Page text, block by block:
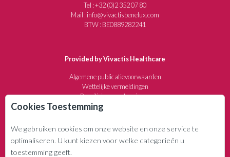
Tel : +32 (0)2 352 07 80
Mail : info@vivactisbenelux.com
BTW : BE0889282241
Provided by Vivactis Healthcare
Algemene publicatievoorwaarden
Wettelijke vermeldingen
Beveiliging van de privacy
Annuleringsvoorwaarden
WIE ZIJN WE?
Uitgevers- en communicatiebedrijf sedert 1982
Cookies Toestemming
We gebruiken cookies om onze website en onze service te
optimaliseren. U kunt kiezen voor welke categorieën u
toestemming geeft.